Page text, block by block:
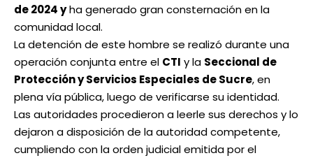
de 2024 yha generado gran consternación en la
comunidad local.
La detención de este hombre se realizó durante una
operación conjunta entre el CTI y la Seccional de
Protección y Servicios Especiales de Sucre, en
plena vía pública, luego de verificarse su identidad.
Las autoridades procedieron a leerle sus derechos y lo
dejaron a disposición de la autoridad competente,
cumpliendo con la orden judicial emitida por el